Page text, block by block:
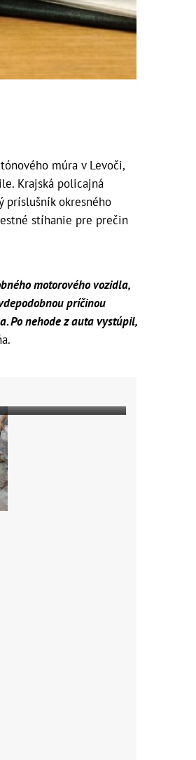
múra v Levoči,
Krajská policajná
príslušník okresného
stíhanie pre prečin
motorového vozidla,
príčinou
Po nehode z auta vystúpil,